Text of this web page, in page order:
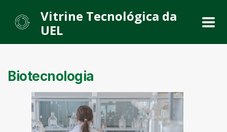
Vitrine Tecnológica da
UEL
Biotecnologia